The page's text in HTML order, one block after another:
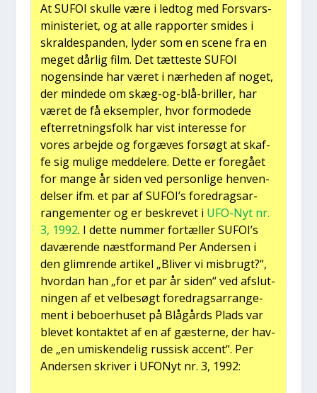
At SUFOI skul­le være i ledt­og med For­svars­
mi­ni­ste­ri­et, og at alle rap­por­ter smi­des i
skral­des­pan­den, lyder som en sce­ne fra en
meget dår­lig film. Det tæt­te­ste SUFOI
nogen­sin­de har været i nær­he­den af noget,
der min­de­de om skæg-og-blå-bril­ler, har
været de få eksemp­ler, hvor for­mode­de
efter­ret­nings­folk har vist inter­es­se for
vores arbej­de og for­gæ­ves for­søgt at skaf­
fe sig muli­ge med­del­e­re. Det­te er fore­gå­et
for man­ge år siden ved per­son­li­ge hen­ven­
del­ser ifm. et par af SUFOI’s fored­rags­ar­
ran­ge­men­ter og er beskre­vet i UFO-Nyt nr.
3, 1992. I det­te num­mer for­tæl­ler SUFOI’s
davæ­ren­de næst­for­mand Per Ander­sen i
den glim­ren­de arti­kel „Bli­ver vi mis­brugt?“,
hvor­dan han „for et par år siden“ ved afslut­
nin­gen af et vel­be­søgt fored­rags­ar­ran­ge­
ment i bebo­er­hu­set på Blå­gårds Plads var
ble­vet kon­tak­tet af en af gæster­ne, der hav­
de „en umi­sken­de­lig rus­sisk accent“. Per
Ander­sen skri­ver i UFO­Nyt nr. 3, 1992: